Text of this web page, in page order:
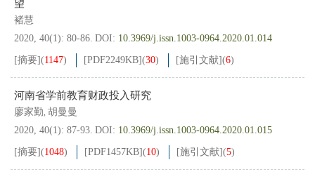
望
褚慧
2020, 40(1): 80-86. DOI: 10.3969/j.issn.1003-0964.2020.01.014
[摘要](1147) [PDF2249KB](30) [施引文献](6)
河南省学前教育财政投入研究
廖家勤, 胡曼曼
2020, 40(1): 87-93. DOI: 10.3969/j.issn.1003-0964.2020.01.015
[摘要](1048) [PDF1457KB](10) [施引文献](5)